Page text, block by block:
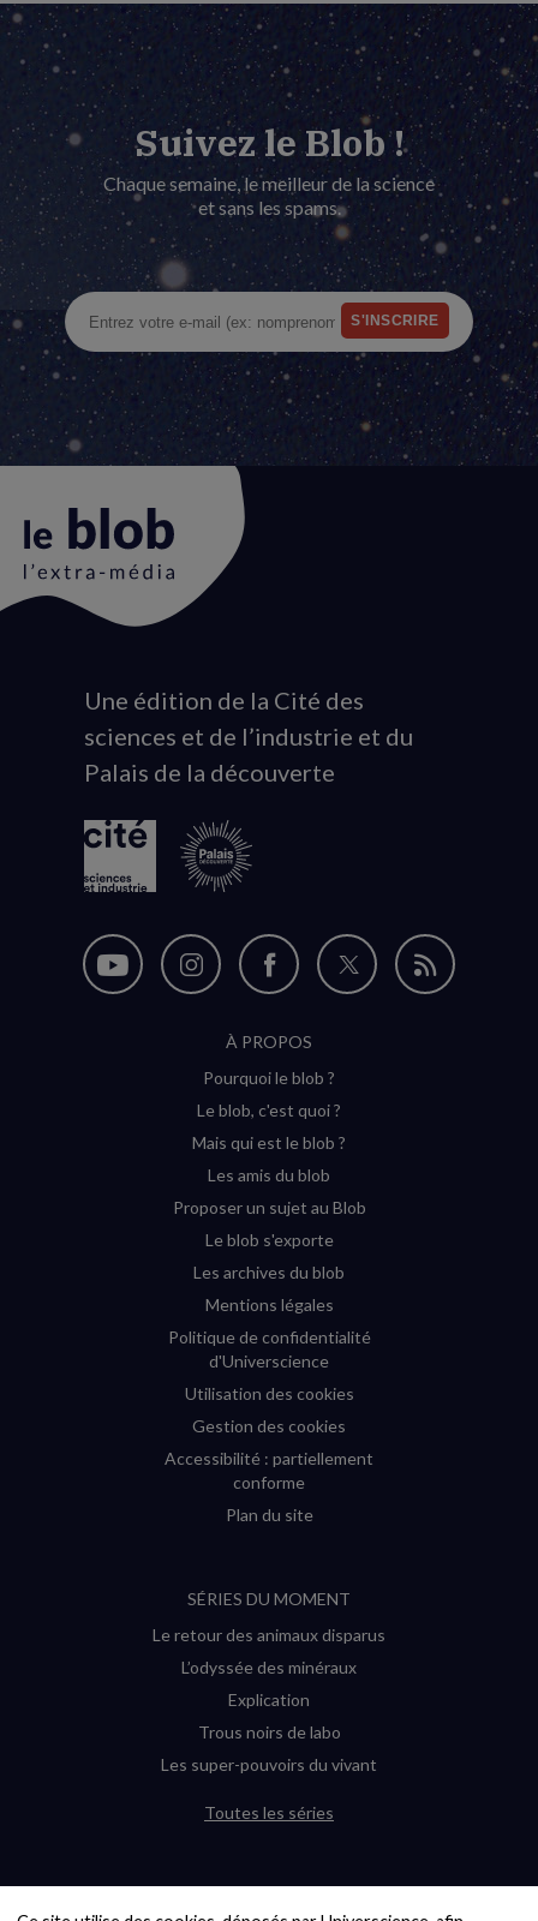
Suivez le Blob !
Chaque semaine, le meilleur de la science
et sans les spams.
Animation
du
logo
Une édition de la Cité des
sciences et de l’industrie et du
Palais de la découverte
Nous
Nous
Instagram
(nouvelle
Nous
sur
Facebook
(nouvelle
Nous
Flux
À PROPOS
Pourquoi le blob ?
Le blob, c'est quoi ?
Mais qui est le blob ?
Les amis du blob
Proposer un sujet au Blob
Le blob s'exporte
Les archives du blob
Mentions légales
Politique de confidentialité
d'Universcience
Utilisation des cookies
Gestion des cookies
Accessibilité : partiellement
conforme
Plan du site
SÉRIES DU MOMENT
Le retour des animaux disparus
L’odyssée des minéraux
Explication
Trous noirs de labo
Les super-pouvoirs du vivant
Toutes les séries